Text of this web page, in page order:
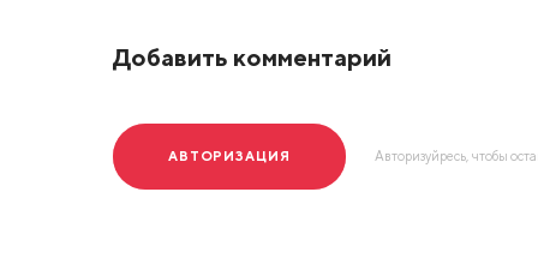
Добавить комментарий
АВТОРИЗАЦИЯ Авторизуйресь, чтобы